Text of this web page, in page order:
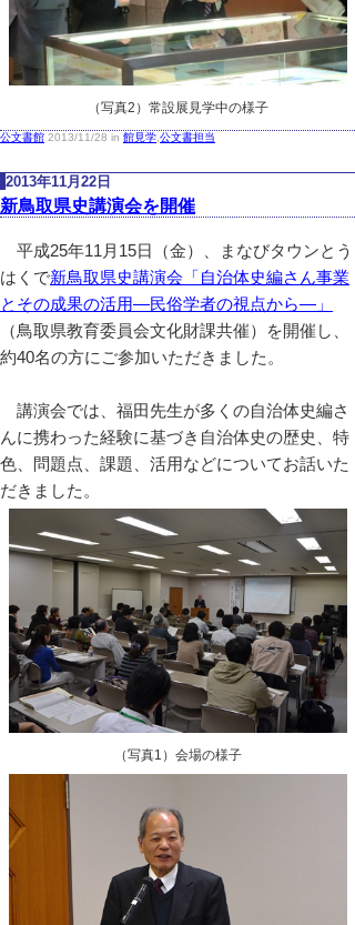
（写真2）常設展見学中の様子
公文書館 2013/11/28 in 館見学 公文書担当
2013年11月22日
新鳥取県史講演会を開催
平成25年11月15日（金）、まなびタウンとう
はくで新鳥取県史講演会「自治体史編さん事業
とその成果の活用―民俗学者の視点から―」
（鳥取県教育委員会文化財課共催）を開催し、
約40名の方にご参加いただきました。
講演会では、福田先生が多くの自治体史編さ
んに携わった経験に基づき自治体史の歴史、特
色、問題点、課題、活用などについてお話いた
だきました。
（写真1）会場の様子